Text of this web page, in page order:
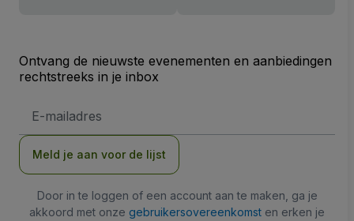
Ontvang de nieuwste evenementen en aanbiedingen
rechtstreeks in je inbox
mailadres
Meld je aan voor de lijst
Door in te loggen of een account aan te maken, ga je
akkoord met onze gebruikersovereenkomst en erken je